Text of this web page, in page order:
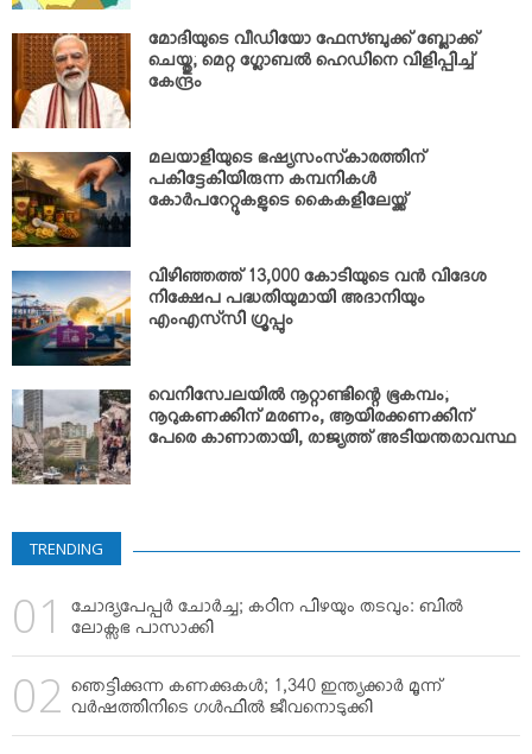
മോദിയുടെ വീഡിയോ ഫേസ്ബുക്ക് ബ്ലോക്ക്
ചെയ്തു; മെറ്റ ഗ്ലോബല്‍ ഹെഡിനെ വിളിപ്പിച്ച്
കേന്ദ്രം
മലയാളിയുടെ ഭഷ്യസംസ്‌കാരത്തിന്
പകിട്ടേകിയിരുന്ന കമ്പനികള്‍
കോര്‍പറേറ്റുകളുടെ കൈകളിലേയ്ക്ക്
വിഴിഞ്ഞത്ത് 13,000 കോടിയുടെ വന്‍ വിദേശ
നിക്ഷേപ പദ്ധതിയുമായി അദാനിയും
എംഎസ്‌സി ഗ്രൂപ്പും
വെനിസ്വേലയില്‍ നൂറ്റാണ്ടിന്റെ ഭൂകമ്പം;
നൂറുകണക്കിന് മരണം, ആയിരക്കണക്കിന്
പേരെ കാണാതായി, രാജ്യത്ത് അടിയന്തരാവസ്ഥ
TRENDING
ചോദ്യപേപ്പര്‍ ചോര്‍ച്ച; കഠിന പിഴയും തടവും: ബില്‍
ലോക്സഭ പാസാക്കി
ഞെട്ടിക്കുന്ന കണക്കുകള്‍; 1,340 ഇന്ത്യക്കാര്‍ മൂന്ന്
വര്‍ഷത്തിനിടെ ഗള്‍ഫില്‍ ജീവനൊടുക്കി